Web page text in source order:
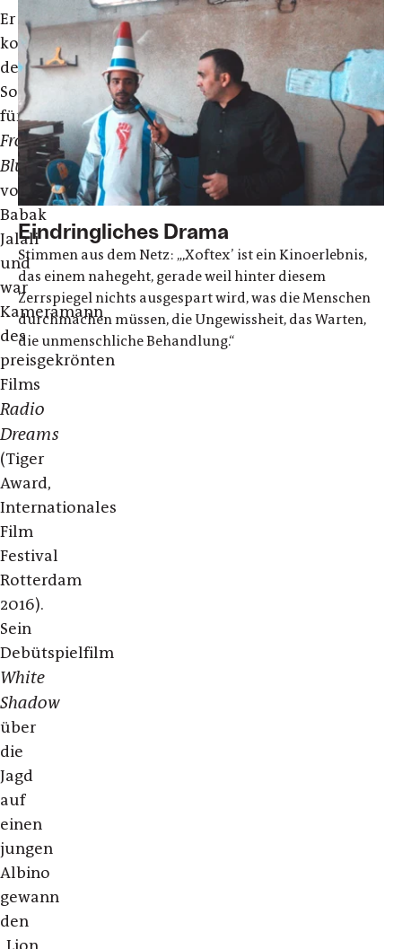
Er
komponierte
den
Soundtrack
für
Frontier
Blues
von
Babak
Jalali
und
war
Kameramann
des
preisgekrönten
Films
Radio
Dreams
(Tiger
Award,
Internationales
Film
Festival
Rotterdam
2016).
Sein
Debütspielfilm
White
Shadow
über
die
Jagd
auf
einen
jungen
Albino
gewann
den
Eindringliches Drama
Stimmen aus dem Netz: „,Xoftex’ ist ein Kinoerlebnis,
das einem nahegeht, gerade weil hinter diesem
Zerrspiegel nichts ausgespart wird, was die Menschen
durchmachen müssen, die Ungewissheit, das Warten,
die unmenschliche Behandlung.“